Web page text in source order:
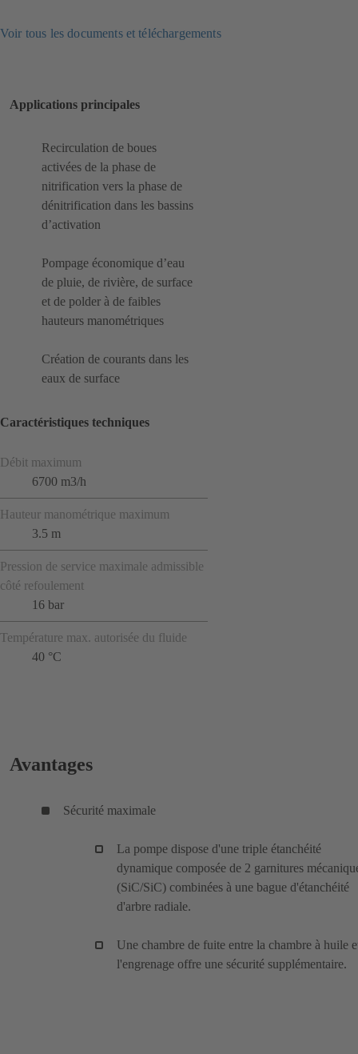
Voir tous les documents et téléchargements
Applications principales
Recirculation de boues
activées de la phase de
nitrification vers la phase de
dénitrification dans les bassins
d’activation
Pompage économique d’eau
de pluie, de rivière, de surface
et de polder à de faibles
hauteurs manométriques
Création de courants dans les
eaux de surface
Caractéristiques techniques
Débit maximum
6700 m3/h
Hauteur manométrique maximum
3.5 m
Pression de service maximale admissible
côté refoulement
16 bar
Température max. autorisée du fluide
40 °C
Avantages
Sécurité maximale
La pompe dispose d'une triple étanchéité
dynamique composée de 2 garnitures
(SiC/SiC) combinées à une bague d'étanchéité
d'arbre radiale.
Une chambre de fuite entre la chambre à huile
l'engrenage offre une sécurité supplémentaire.